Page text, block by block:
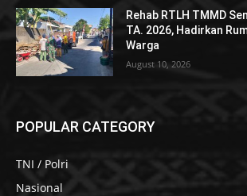
Rehab RTLH TMMD
TA. 2026, Hadirkan
Warga
August 10, 2026
POPULAR CATEGORY
TNI / Polri
Nasional